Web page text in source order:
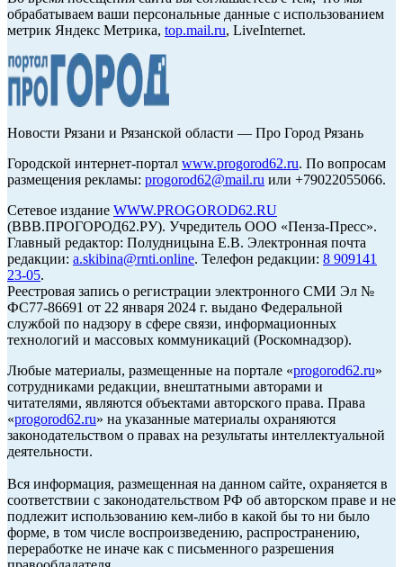
обрабатываем ваши персональные данные с использованием
метрик Яндекс Метрика, top.mail.ru, LiveInternet.
Новости Рязани и Рязанской области — Про Город Рязань
Городской интернет-портал www.progorod62.ru. По вопросам
размещения рекламы: progorod62@mail.ru или +79022055066.
Сетевое издание WWW.PROGOROD62.RU
(ВВВ.ПРОГОРОД62.РУ). Учредитель ООО «Пенза-Пресс».
Главный редактор: Полудницына Е.В. Электронная почта
редакции: a.skibina@rnti.online. Телефон редакции: 8 909141
23-05.
Реестровая запись о регистрации электронного СМИ Эл №
ФС77-86691 от 22 января 2024 г. выдано Федеральной
службой по надзору в сфере связи, информационных
технологий и массовых коммуникаций (Роскомнадзор).
Любые материалы, размещенные на портале «progorod62.ru»
сотрудниками редакции, внештатными авторами и
читателями, являются объектами авторского права. Права
«progorod62.ru» на указанные материалы охраняются
законодательством о правах на результаты интеллектуальной
деятельности.
Вся информация, размещенная на данном сайте, охраняется в
соответствии с законодательством РФ об авторском праве и не
подлежит использованию кем-либо в какой бы то ни было
форме, в том числе воспроизведению, распространению,
переработке не иначе как с письменного разрешения